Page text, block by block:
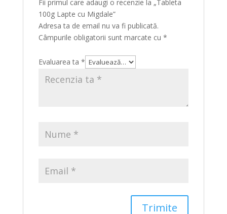
Fii primul care adaugi o recenzie la „Tableta
100g Lapte cu Migdale”
Adresa ta de email nu va fi publicată.
Câmpurile obligatorii sunt marcate cu *
Evaluarea ta *